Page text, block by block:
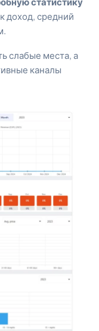
доход, средний
слабые места, а
каналы